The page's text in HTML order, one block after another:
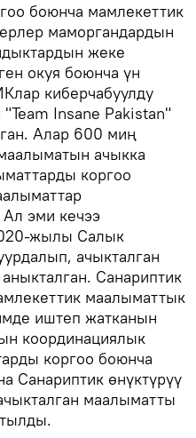
боюнча мамлекеттик
маморгандардын
жеке
окуя боюнча үн
киберчабуулду
Insane Pakistan"
Алар 600 миң
ачыкка
коргоо
эми кечээ
жылы Салык
ачыкталган
Санариптик
маалыматтык
иштеп жатканын
координациялык
коргоо боюнча
Санариптик өнүктүрүү
маалыматты